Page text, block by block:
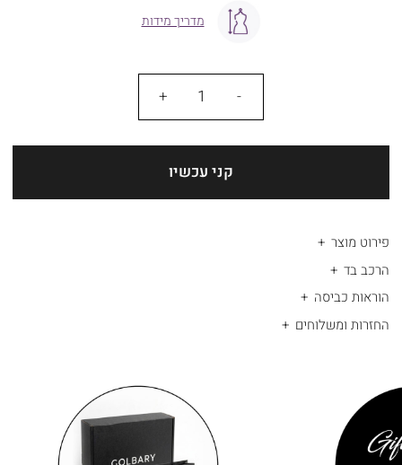
מדריך מידות
כמות
קני עכשיו
פירוט מוצר
הרכב בד
הוראות כביסה
החזרות ומשלוחים
תומך
מכירה
עיגולים